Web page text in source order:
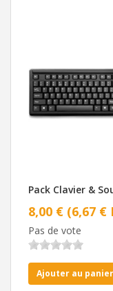
Pack Clavier &
8,00 € (6,67 €
Pas de vote
Ajouter au panier